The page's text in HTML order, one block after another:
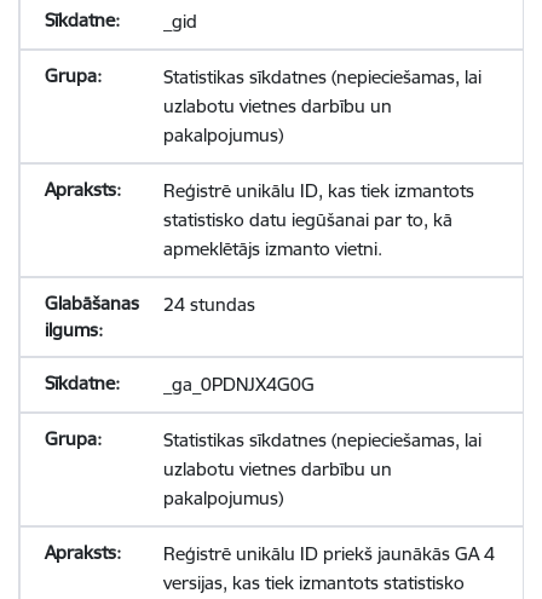
_gid
Statistikas sīkdatnes (nepieciešamas, lai
uzlabotu vietnes darbību un
pakalpojumus)
Reģistrē unikālu ID, kas tiek izmantots
statistisko datu iegūšanai par to, kā
apmeklētājs izmanto vietni.
24 stundas
_ga_0PDNJX4G0G
Statistikas sīkdatnes (nepieciešamas, lai
uzlabotu vietnes darbību un
pakalpojumus)
Reģistrē unikālu ID priekš jaunākās GA 4
versijas, kas tiek izmantots statistisko